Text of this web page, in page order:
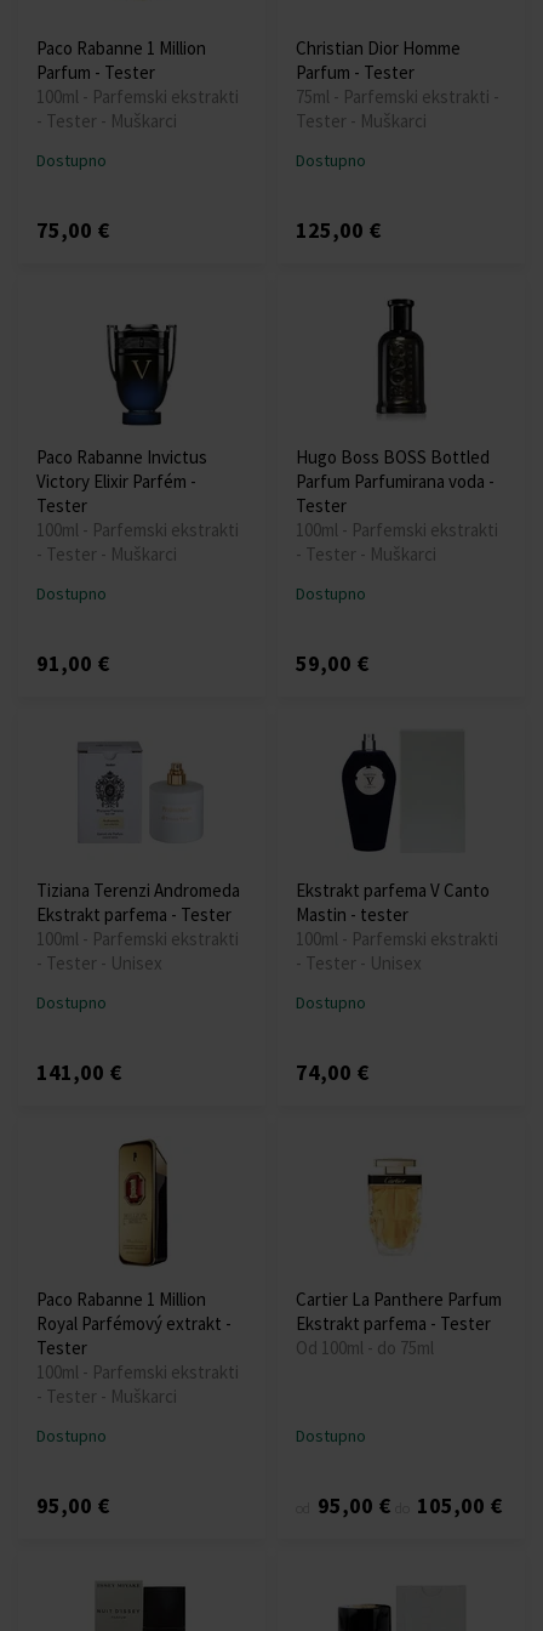
Paco Rabanne 1 Million
Parfum - Tester
100ml - Parfemski ekstrakti
- Tester - Muškarci
Dostupno
75,00 €
Christian Dior Homme
Parfum - Tester
75ml - Parfemski ekstrakti -
Tester - Muškarci
Dostupno
125,00 €
Paco Rabanne Invictus
Victory Elixir Parfém -
Tester
100ml - Parfemski ekstrakti
- Tester - Muškarci
Dostupno
91,00 €
Hugo Boss BOSS Bottled
Parfum Parfumirana voda -
Tester
100ml - Parfemski ekstrakti
- Tester - Muškarci
Dostupno
59,00 €
Tiziana Terenzi Andromeda
Ekstrakt parfema - Tester
100ml - Parfemski ekstrakti
- Tester - Unisex
Dostupno
141,00 €
Ekstrakt parfema V Canto
Mastin - tester
100ml - Parfemski ekstrakti
- Tester - Unisex
Dostupno
74,00 €
Paco Rabanne 1 Million
Royal Parfémový extrakt -
Tester
100ml - Parfemski ekstrakti
- Tester - Muškarci
Dostupno
95,00 €
Cartier La Panthere Parfum
Ekstrakt parfema - Tester
Od 100ml - do 75ml
Dostupno
95,00 € 105,00 €